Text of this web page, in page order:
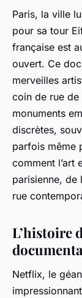
Paris, la ville
pour sa tour
française est
ouvert. Ce
merveilles
coin de rue de
monuments
discrètes,
parfois même
comment l’art
parisienne, de
rue
L’histoire
Netflix, le